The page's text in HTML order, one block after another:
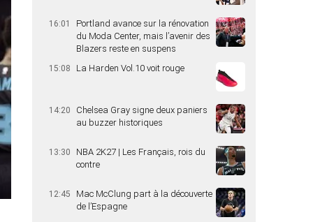
16:01
Portland avance sur la rénovation
du Moda Center, mais l’avenir des
Blazers reste en suspens
15:08 La Harden Vol.10 voit rouge
14:20
Chelsea Gray signe deux paniers
au buzzer historiques
13:30
NBA 2K27 | Les Français, rois du
contre
12:45
Mac McClung part à la découverte
de l’Espagne